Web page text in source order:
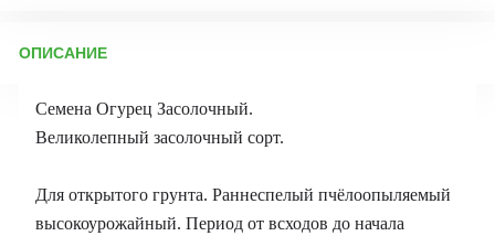
Бренд товара:
Срок отправки:ежедневно
ОПИСАНИЕ
Семена Огурец Засолочный.
Великолепный засолочный сорт.
Для открытого грунта. Раннеспелый пчёлоопыляемый
высокоурожайный. Период от всходов до начала